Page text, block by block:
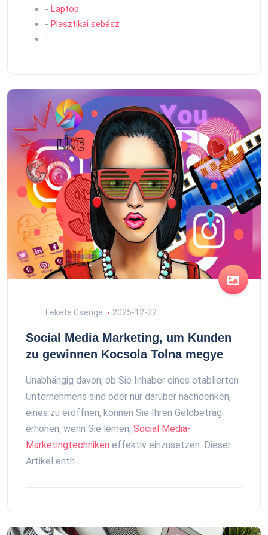
- Laptop
- Plasztikai sebész
-
Fekete Csenge 2025-12-22
Social Media Marketing, um Kunden
zu gewinnen Kocsola Tolna megye
Unabhängig davon, ob Sie Inhaber eines etablierten
Unternehmens sind oder nur darüber nachdenken,
eines zu eröffnen, können Sie Ihren Geldbetrag
erhöhen, wenn Sie lernen, Social Media-
Marketingtechniken effektiv einzusetzen. Dieser
Artikel enth...